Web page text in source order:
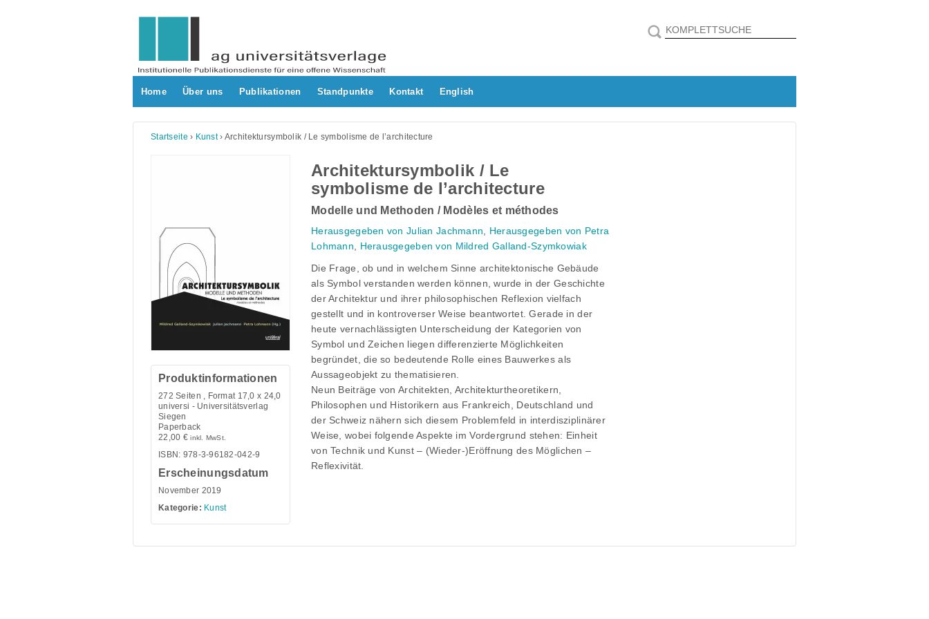
Home Über uns Publikationen Standpunkte Kontakt English
Startseite › Kunst› Architektursymbolik / Le symbolisme de l’architecture
Architektursymbolik / Le
symbolisme de l’architecture
Modelle und Methoden / Modèles et méthodes
Herausgegeben von Julian Jachmann, Herausgegeben von Petra
Lohmann, Herausgegeben von Mildred Galland-Szymkowiak
Die Frage, ob und in welchem Sinne architektonische Gebäude
als Symbol verstanden werden können, wurde in der Geschichte
der Architektur und ihrer philosophischen Reflexion vielfach
gestellt und in kontroverser Weise beantwortet. Gerade in der
heute vernachlässigten Unterscheidung der Kategorien von
Symbol und Zeichen liegen differenzierte Möglichkeiten
begründet, die so bedeutende Rolle eines Bauwerkes als
Aussageobjekt zu thematisieren.
Neun Beiträge von Architekten, Architekturtheoretikern,
Philosophen und Historikern aus Frankreich, Deutschland und
der Schweiz nähern sich diesem Problemfeld in interdisziplinärer
Weise, wobei folgende Aspekte im Vordergrund stehen: Einheit
von Technik und Kunst – (Wieder-)Eröffnung des Möglichen –
Reflexivität.
Produktinformationen
272 Seiten , Format 17,0 x 24,0
universi - Universitätsverlag
Siegen
Paperback
22,00 € inkl. MwSt.
ISBN: 978-3-96182-042-9
Erscheinungsdatum
November 2019
Kategorie: Kunst